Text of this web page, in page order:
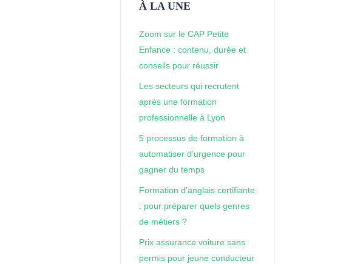
À LA UNE
Zoom sur le CAP Petite
Enfance : contenu, durée et
conseils pour réussir
Les secteurs qui recrutent
après une formation
professionnelle à Lyon
5 processus de formation à
automatiser d’urgence pour
gagner du temps
Formation d’anglais certifiante
: pour préparer quels genres
de métiers ?
Prix assurance voiture sans
permis pour jeune conducteur